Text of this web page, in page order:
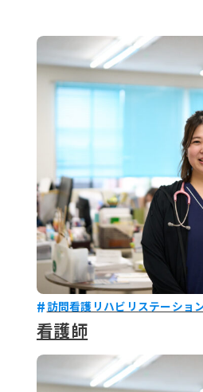
お知らせ
訪問看護リハビリステーショ
看護師